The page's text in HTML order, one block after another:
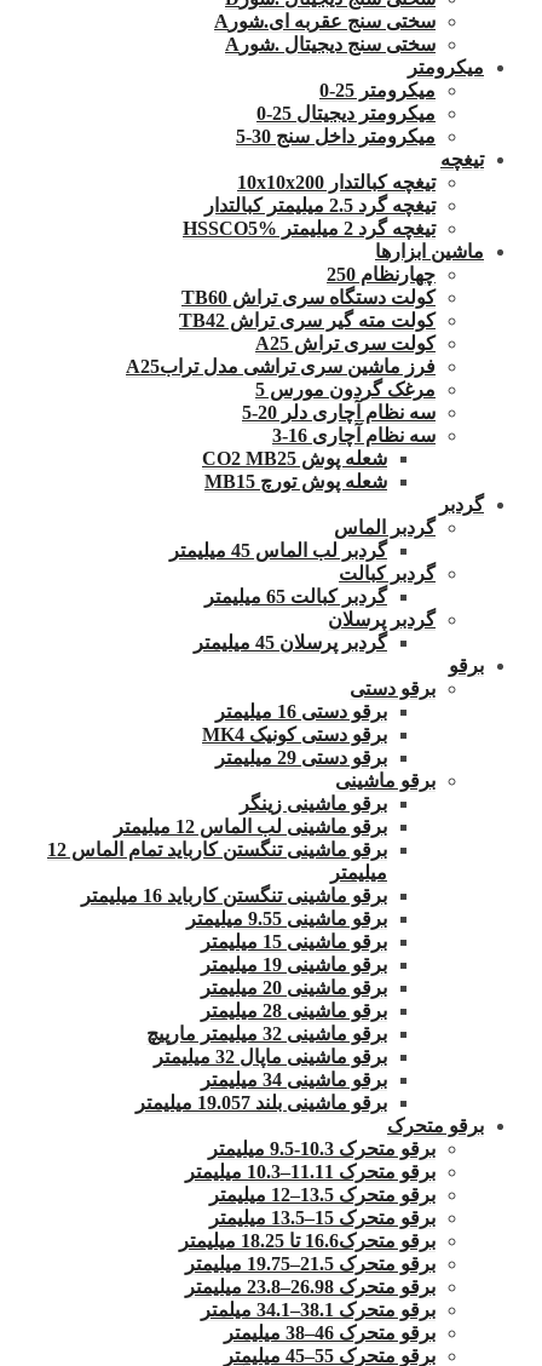
سختی سنج عقربه ای.شورA
سختی سنج دیجیتال .شورA
میکرومتر
میکرومتر 25-0
میکرومتر دیجیتال 25-0
میکرومتر داخل سنج 30-5
تیغچه
تیغچه کبالتدار 10x10x200
تیغچه گرد 2.5 میلیمتر کبالتدار
تیغچه گرد 2 میلیمتر HSSCO5%
ماشین ابزارها
چهارنظام 250
کولت دستگاه سری تراش TB60
کولت مته گیر سری تراش TB42
کولت سری تراش A25
فرز ماشین سری تراشی مدل ترابA25
مرغک گردون مورس 5
سه نظام آچاری دلر 20-5
سه نظام آچاری 16-3
شعله پوش CO2 MB25
شعله پوش تورچ MB15
گردبر
گردبر الماس
گردبر لب الماس 45 میلیمتر
گردبر کبالت
گردبر کبالت 65 میلیمتر
گردبر پرسلان
گردبر پرسلان 45 میلیمتر
برقو
برقو دستی
برقو دستی 16 میلیمتر
برقو دستی کونیک MK4
برقو دستی 29 میلیمتر
برقو ماشینی
برقو ماشینی زینگر
برقو ماشینی لب الماس 12 میلیمتر
برقو ماشینی تنگستن کارباید تمام الماس 12
میلیمتر
برقو ماشینی تنگستن کارباید 16 میلیمتر
برقو ماشینی 9.55 میلیمتر
برقو ماشینی 15 میلیمتر
برقو ماشینی 19 میلیمتر
برقو ماشینی 20 میلیمتر
برقو ماشینی 28 میلیمتر
برقو ماشینی 32 میلیمتر مارپیچ
برقو ماشینی ماپال 32 میلیمتر
برقو ماشینی 34 میلیمتر
برقو ماشینی بلند 19.057 میلیمتر
برقو متحرک
برقو متحرک 10.3-9.5 میلیمتر
برقو متحرک 11.11–10.3 میلیمتر
برقو متحرک 13.5–12 میلیمتر
برقو متحرک 15–13.5 میلیمتر
برقو متحرک16.6 تا 18.25 میلیمتر
برقو متحرک 21.5–19.75 میلیمتر
برقو متحرک 26.98–23.8 میلیمتر
برقو متحرک 38.1–34.1 میلمتر
برقو متحرک 46–38 میلیمتر
برقو متحرک 55–45 میلیمتر